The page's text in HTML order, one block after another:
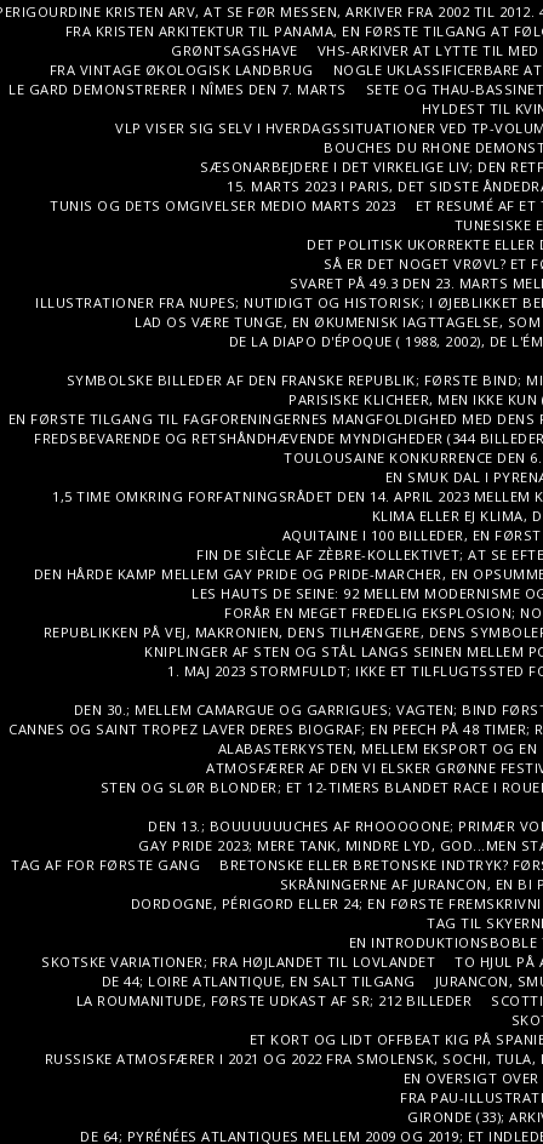
KRISTEN ARV, AT SE FØR MESSEN, ARKIVER FRA 2002 TIL 2012.
FRA KRISTEN ARKITEKTUR TIL PANAMA, EN FØRSTE TILGANG AT
GRØNTSAGSHAVE
VHS-ARKIVER AT LYTTE TIL
FRA VINTAGE ØKOLOGISK LANDBRUG
NOGLE UKLASSIFICERBARE
LE GARD DEMONSTRERER I NÎMES DEN 7. MARTS
SETE OG THAU-
HYLDEST TIL
VLP VISER SIG SELV I HVERDAGSSITUATIONER VED TP-
BOUCHES DU RHONE
SÆSONARBEJDERE I DET VIRKELIGE LIV; DEN
15. MARTS 2023 I PARIS, DET SIDSTE
TUNIS OG DETS OMGIVELSER MEDIO MARTS 2023
ET RESUMÉ AF
TUNESISKE
DET POLITISK UKORREKTE
SÅ ER DET NOGET VRØVL? ET
SVARET PÅ 49.3 DEN 23. MARTS
ILLUSTRATIONER FRA NUPES; NUTIDIGT OG HISTORISK; I ØJEBLIKKET
LAD OS VÆRE TUNGE, EN ØKUMENISK IAGTTAGELSE,
DE LA DIAPO D'ÉPOQUE ( 1988, 2002), DE
SYMBOLSKE BILLEDER AF DEN FRANSKE REPUBLIK; FØRSTE BIND;
PARISISKE KLICHEER, MEN IKKE
EN FØRSTE TILGANG TIL FAGFORENINGERNES MANGFOLDIGHED MED
FREDSBEVARENDE OG RETSHÅNDHÆVENDE MYNDIGHEDER (344
TOULOUSAINE KONKURRENCE DEN
EN SMUK DAL I
1,5 TIME OMKRING FORFATNINGSRÅDET DEN 14. APRIL 2023 MELLEM
KLIMA ELLER EJ KLIMA,
AQUITAINE I 100 BILLEDER, EN
FIN DE SIÈCLE AF ZÈBRE-KOLLEKTIVET; AT SE
DEN HÅRDE KAMP MELLEM GAY PRIDE OG PRIDE-MARCHER, EN
LES HAUTS DE SEINE: 92 MELLEM MODERNISME
FORÅR EN MEGET FREDELIG EKSPLOSION;
REPUBLIKKEN PÅ VEJ, MAKRONIEN, DENS TILHÆNGERE, DENS
KNIPLINGER AF STEN OG STÅL LANGS SEINEN MELLEM
1. MAJ 2023 STORMFULDT; IKKE ET TILFLUGTSSTED
DEN 30.; MELLEM CAMARGUE OG GARRIGUES; VAGTEN; BIND
CANNES OG SAINT TROPEZ LAVER DERES BIOGRAF; EN PEECH PÅ 48
ALABASTERKYSTEN, MELLEM EKSPORT OG
ATMOSFÆRER AF DEN VI ELSKER GRØNNE
STEN OG SLØR BLONDER; ET 12-TIMERS BLANDET RACE I
DEN 13.; BOUUUUUUCHES AF RHOOOOONE; PRIMÆR
GAY PRIDE 2023; MERE TANK, MINDRE LYD, GOD...MEN
TAG AF FOR FØRSTE GANG
BRETONSKE ELLER BRETONSKE INDTRYK?
SKRÅNINGERNE AF JURANCON, EN
DORDOGNE, PÉRIGORD ELLER 24; EN FØRSTE
TAG TIL
EN
SKOTSKE VARIATIONER; FRA HØJLANDET TIL LOVLANDET
TO HJUL PÅ
DE 44; LOIRE ATLANTIQUE, EN SALT TILGANG
JURANCON,
LA ROUMANITUDE, FØRSTE UDKAST AF SR; 212 BILLEDER
ET KORT OG LIDT OFFBEAT KIG PÅ
RUSSISKE ATMOSFÆRER I 2021 OG 2022 FRA SMOLENSK, SOCHI,
EN OVERSIGT
FRA PAU-
GIRONDE (33);
DE 64; PYRÉNÉES ATLANTIQUES MELLEM 2009 OG 2019; ET